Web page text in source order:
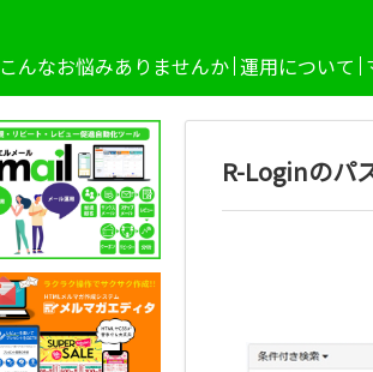
こんなお悩みありませんか 運用について
R-Loginのパ